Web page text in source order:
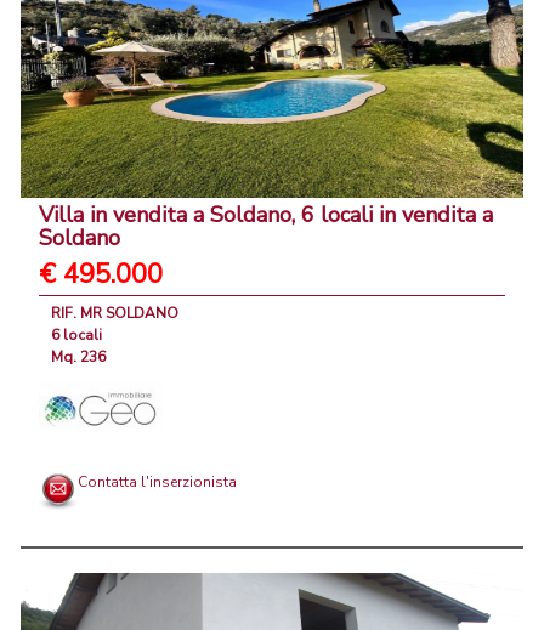
Villa in vendita a Soldano, 6 locali in vendita a
Soldano
€ 495.000
RIF. MR SOLDANO
6 locali
Mq. 236
Contatta l'inserzionista